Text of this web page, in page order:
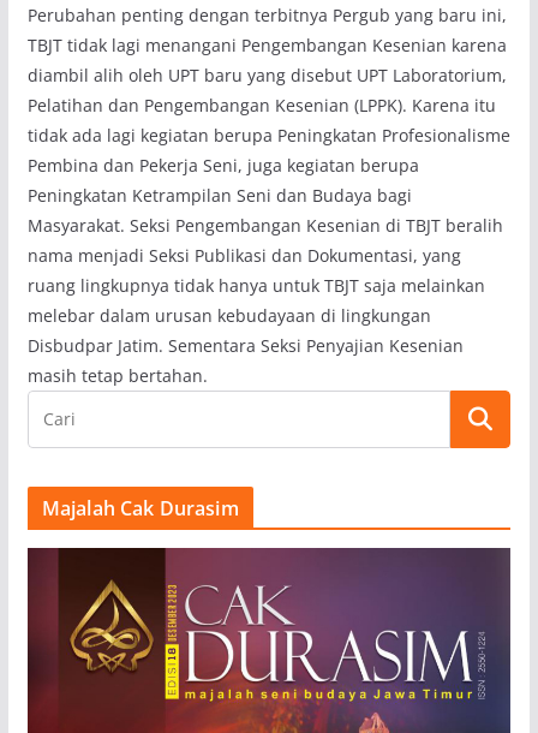
Perubahan penting dengan terbitnya Pergub yang baru ini,
TBJT tidak lagi menangani Pengembangan Kesenian karena
diambil alih oleh UPT baru yang disebut UPT Laboratorium,
Pelatihan dan Pengembangan Kesenian (LPPK). Karena itu
tidak ada lagi kegiatan berupa Peningkatan Profesionalisme
Pembina dan Pekerja Seni, juga kegiatan berupa
Peningkatan Ketrampilan Seni dan Budaya bagi
Masyarakat. Seksi Pengembangan Kesenian di TBJT beralih
nama menjadi Seksi Publikasi dan Dokumentasi, yang
ruang lingkupnya tidak hanya untuk TBJT saja melainkan
melebar dalam urusan kebudayaan di lingkungan
Disbudpar Jatim. Sementara Seksi Penyajian Kesenian
masih tetap bertahan.
Majalah Cak Durasim